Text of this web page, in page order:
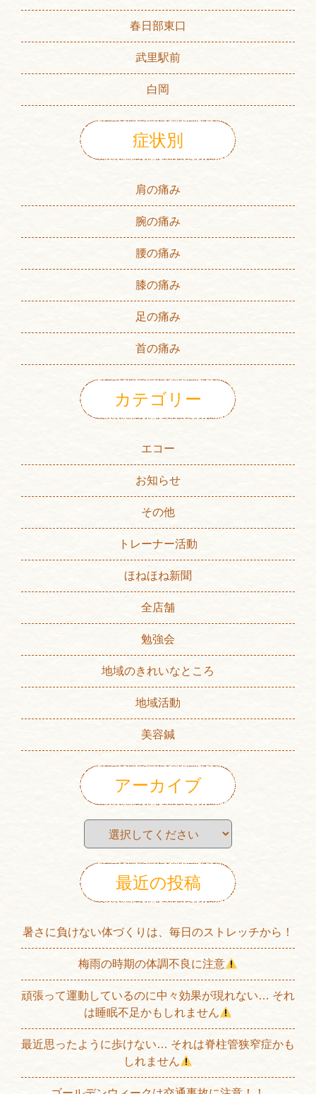
春日部東口
武里駅前
白岡
症状別
肩の痛み
腕の痛み
腰の痛み
膝の痛み
足の痛み
首の痛み
カテゴリー
エコー
お知らせ
その他
トレーナー活動
ほねほね新聞
全店舗
勉強会
地域のきれいなところ
地域活動
美容鍼
アーカイブ
最近の投稿
暑さに負けない体づくりは、毎日のストレッチから！
梅雨の時期の体調不良に注意
頑張って運動しているのに中々効果が現れない… それ
は睡眠不足かもしれません
最近思ったように歩けない… それは脊柱管狭窄症かも
しれません